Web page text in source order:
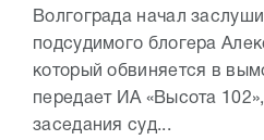
Волгограда начал
подсудимого блогера
который обвиняется в
передает ИА «Высота
заседания суд...